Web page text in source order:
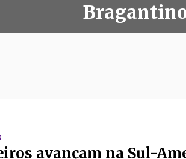
avançam na Sul-